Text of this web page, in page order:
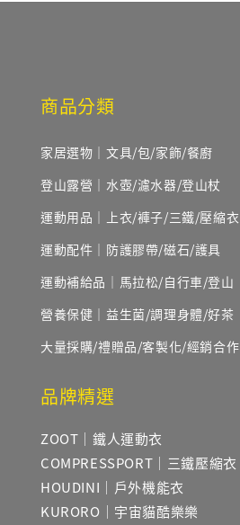
商品分類
家居選物｜文具/包/家飾/餐廚
登山露營｜水壺/濾水器/登山杖
運動用品｜上衣/褲子/三鐵/壓縮衣
運動配件｜防護膠帶/磁石/護具
運動補給品｜馬拉松/自行車/登山
營養保健｜益生菌/調理身體/好茶
大量採購/禮贈品/客製化/經銷合作
品牌精選
ZOOT｜鐵人運動衣
COMPRESSPORT｜三鐵壓縮衣
HOUDINI｜戶外機能衣
KURORO｜宇宙貓酷樂樂